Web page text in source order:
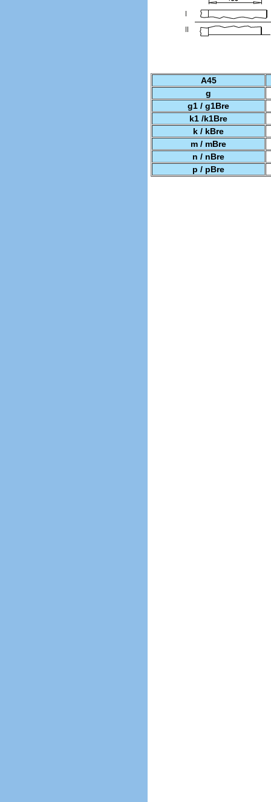
A45
g
g1 / g1Bre
k1 /k1Bre
k / kBre
m / mBre
n / nBre
p / pBre